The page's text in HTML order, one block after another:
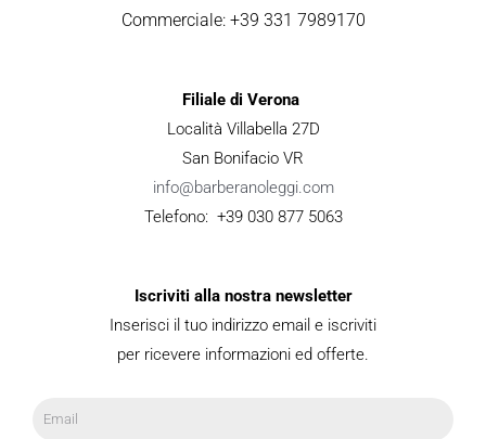
Commerciale: +39 331 7989170
Filiale di Verona
Località Villabella 27D
San Bonifacio VR
info@barberanoleggi.com
Telefono: +39 030 877 5063
Iscriviti alla nostra newsletter
Inserisci il tuo indirizzo email e iscriviti
per ricevere informazioni ed offerte.